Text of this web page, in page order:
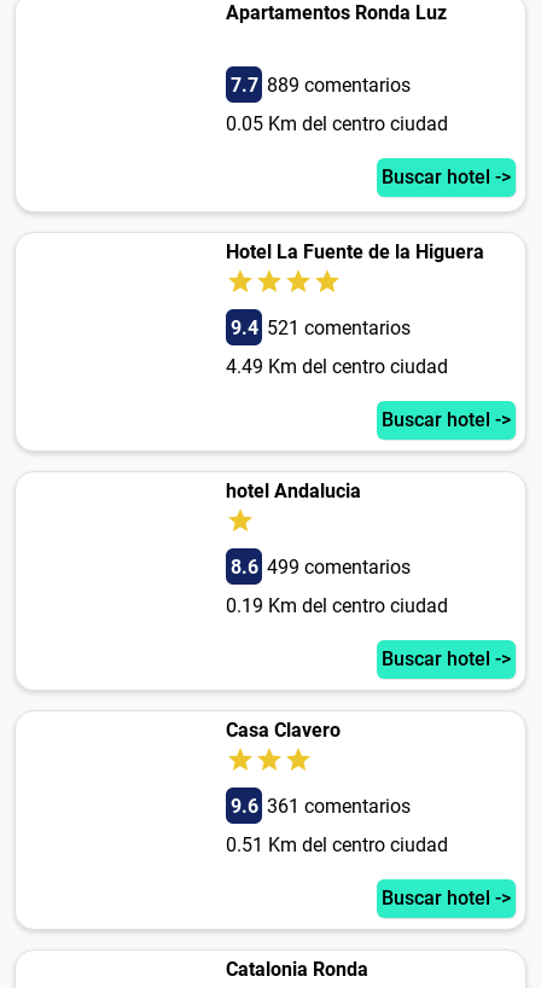
Apartamentos Ronda Luz
7.7 889 comentarios
0.05 Km del centro ciudad
Buscar hotel ->
Hotel La Fuente de la Higuera
9.4 521 comentarios
4.49 Km del centro ciudad
Buscar hotel ->
hotel Andalucia
8.6 499 comentarios
0.19 Km del centro ciudad
Buscar hotel ->
Casa Clavero
9.6 361 comentarios
0.51 Km del centro ciudad
Buscar hotel ->
Catalonia Ronda